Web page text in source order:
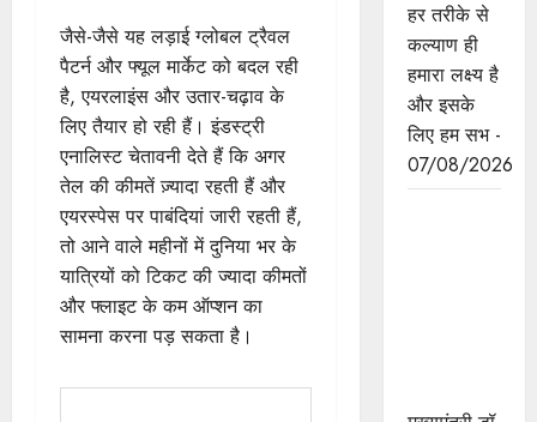
जैसे-जैसे यह लड़ाई ग्लोबल ट्रैवल
पैटर्न और फ्यूल मार्केट को बदल रही
है, एयरलाइंस और उतार-चढ़ाव के
लिए तैयार हो रही हैं। इंडस्ट्री
एनालिस्ट चेतावनी देते हैं कि अगर
तेल की कीमतें ज़्यादा रहती हैं और
एयरस्पेस पर पाबंदियां जारी रहती हैं,
तो आने वाले महीनों में दुनिया भर के
यात्रियों को टिकट की ज्यादा कीमतों
और फ्लाइट के कम ऑप्शन का
सामना करना पड़ सकता है।
हर तरीके से
कल्याण ही
हमारा लक्ष्य है
और इसके
लिए हम सभ -
07/08/2026